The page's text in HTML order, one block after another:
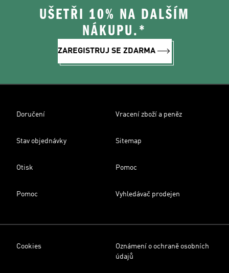
UŠETŘI 10% NA DALŠÍM
NÁKUPU.*
ZAREGISTRUJ SE ZDARMA
Doručení Vracení zboží a peněz
Stav objednávky Sitemap
Otisk Pomoc
Pomoc Vyhledávač prodejen
Cookies
Oznámení o ochraně osobních
údajů